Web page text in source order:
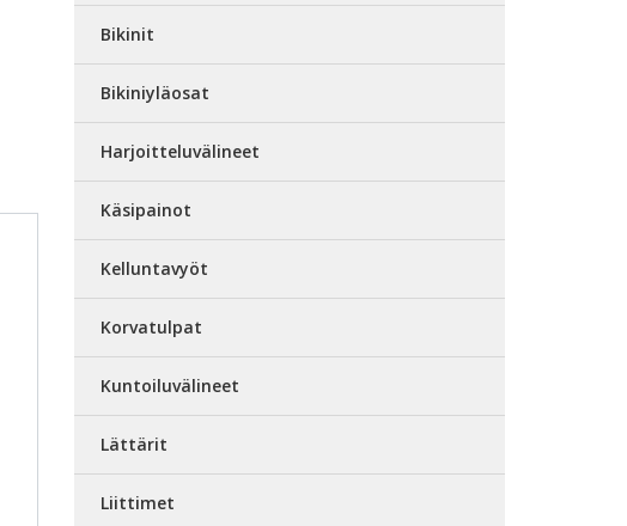
Bikinit
Bikiniyläosat
Harjoitteluvälineet
Käsipainot
Kelluntavyöt
Korvatulpat
Kuntoiluvälineet
Lättärit
Liittimet